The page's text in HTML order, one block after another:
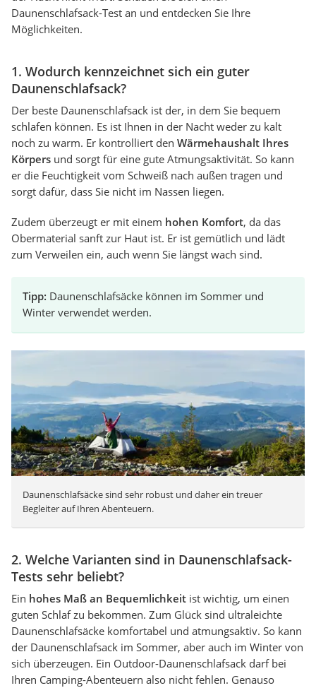
Daunenschlafsack-Test an und entdecken Sie Ihre
Möglichkeiten.
1. Wodurch kennzeichnet sich ein guter
Daunenschlafsack?
Der beste Daunenschlafsack ist der, in dem Sie bequem
schlafen können. Es ist Ihnen in der Nacht weder zu kalt
noch zu warm. Er kontrolliert den Wärmehaushalt Ihres
Körpers und sorgt für eine gute Atmungsaktivität. So kann
er die Feuchtigkeit vom Schweiß nach außen tragen und
sorgt dafür, dass Sie nicht im Nassen liegen.
Zudem überzeugt er mit einem hohen Komfort, da das
Obermaterial sanft zur Haut ist. Er ist gemütlich und lädt
zum Verweilen ein, auch wenn Sie längst wach sind.
Tipp: Daunenschlafsäcke können im Sommer und
Winter verwendet werden.
Daunenschlafsäcke sind sehr robust und daher ein treuer
Begleiter auf Ihren Abenteuern.
2. Welche Varianten sind in Daunenschlafsack-
Tests sehr beliebt?
Ein hohes Maß an Bequemlichkeit ist wichtig, um einen
guten Schlaf zu bekommen. Zum Glück sind ultraleichte
Daunenschlafsäcke komfortabel und atmungsaktiv. So kann
der Daunenschlafsack im Sommer, aber auch im Winter von
sich überzeugen. Ein Outdoor-Daunenschlafsack darf bei
Ihren Camping-Abenteuern also nicht fehlen. Genauso